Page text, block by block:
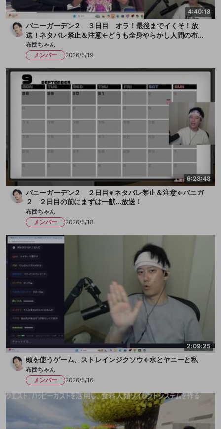
4:40:18
バニーガーデン２ ３日目 オラ！最後までイくそ！放
送！ネタバレ禁止＆注意←どうも全身やらかし人間の布団
ちゃんです！今日も女の子とチチクリ満載！まずは一献い
きます、か！放送
布団ちゃん
メンバー
2026/5/19
6:28:48
バニーガーデン２ ２日目※ネタバレ禁止＆注意←バニガ
２ ２日目の前にまずは一献...放送！
布団ちゃん
メンバー
2026/5/18
2:09:25
頭を使うゲーム、ストレインジクソウ←水とヤニーと私
布団ちゃん
メンバー
2026/5/16